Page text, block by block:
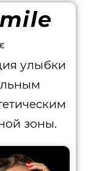
улыбки
зоны.